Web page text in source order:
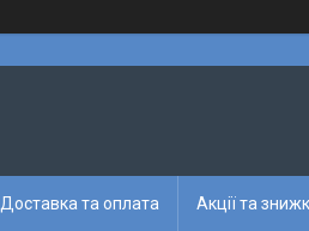
Доставка та оплата Акції та